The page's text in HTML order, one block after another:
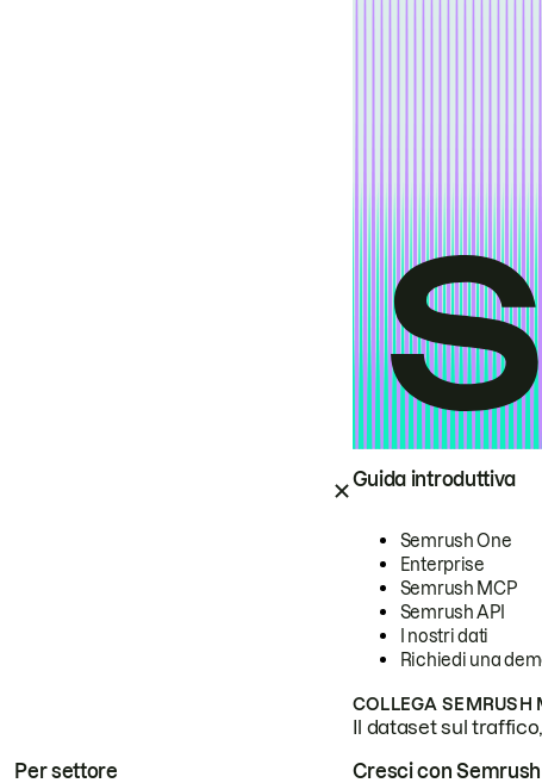
Guida introduttiva
Semrush One
Enterprise
Semrush MCP
Semrush API
I nostri dati
Richiedi una
COLLEGA SEMRUSH
Il dataset sul
Per settore Cresci con Semrush